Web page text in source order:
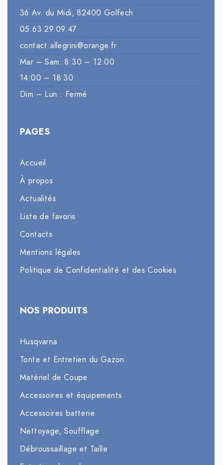
36 Av. du Midi, 82400 Golfech
05.63.29.09.47
contact.allegrini@orange.fr
Mar – Sam: 8:30 – 12:00
14:00 – 18:30
Dim – Lun : Fermé
PAGES
Accueil
À propos
Actualités
Liste de favoris
Contacts
Mentions légales
Politique de Confidentialité et des Cookies
NOS PRODUITS
Husqvarna
Tonte et Entretien du Gazon
Matériel de Coupe
Accessoires et équipements
Accessoires batterie
Nettoyage, Soufflage
Débroussaillage et Taille